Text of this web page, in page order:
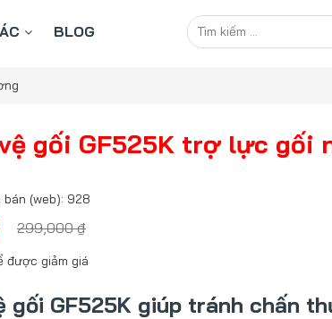
BLOG
gối GF525K trợ lực gối
bán (web): 928
299,000₫
được giảm giá
gối GF525K giúp tránh chấn